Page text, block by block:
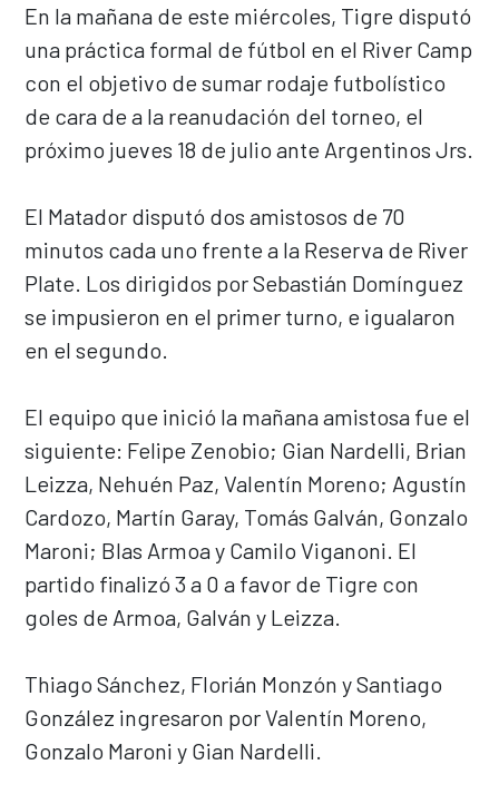
En la mañana de este miércoles, Tigre disputó
una práctica formal de fútbol en el River Camp
con el objetivo de sumar rodaje futbolístico
de cara de a la reanudación del torneo, el
próximo jueves 18 de julio ante Argentinos Jrs.
El Matador disputó dos amistosos de 70
minutos cada uno frente a la Reserva de River
Plate. Los dirigidos por Sebastián Domínguez
se impusieron en el primer turno, e igualaron
en el segundo.
El equipo que inició la mañana amistosa fue el
siguiente: Felipe Zenobio; Gian Nardelli, Brian
Leizza, Nehuén Paz, Valentín Moreno; Agustín
Cardozo, Martín Garay, Tomás Galván, Gonzalo
Maroni; Blas Armoa y Camilo Viganoni. El
partido finalizó 3 a 0 a favor de Tigre con
goles de Armoa, Galván y Leizza.
Thiago Sánchez, Florián Monzón y Santiago
González ingresaron por Valentín Moreno,
Gonzalo Maroni y Gian Nardelli.